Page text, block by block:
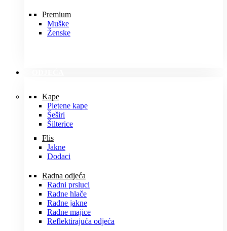
Premium
Muške
Ženske
Kape
Pletene kape
Šeširi
Šilterice
Flis
Jakne
Dodaci
Radna odjeća
Radni prsluci
Radne hlače
Radne jakne
Radne majice
Reflektirajuća odjeća